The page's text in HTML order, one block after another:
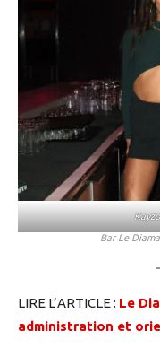
Bar Le
LIRE L’ARTICLE : Le
administration et